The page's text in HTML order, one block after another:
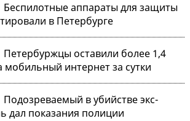
Беспилотные аппараты для защиты
в Петербурге
Петербуржцы оставили более 1,4
интернет за сутки
Подозреваемый в убийстве экс-
дал показания полиции